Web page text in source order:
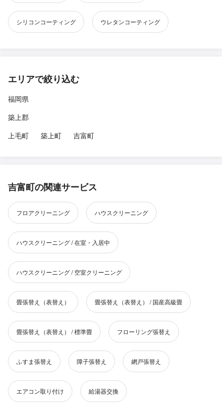
シリコンコーティング ウレタンコーティング
エリアで絞り込む
福岡県
築上郡
上毛町
築上町 吉富町
吉富町の関連サービス
フロアクリーニング ハウスクリーニング
ハウスクリーニング / 在室・入居中
ハウスクリーニング / 空室クリーニング
畳張替え（表替え） 畳張替え（表替え） / 国産高級畳
畳張替え（表替え） / 標準畳 フローリング張替え
ふすま張替え 障子張替え 網戸張替え
エアコン取り付け 給湯器交換